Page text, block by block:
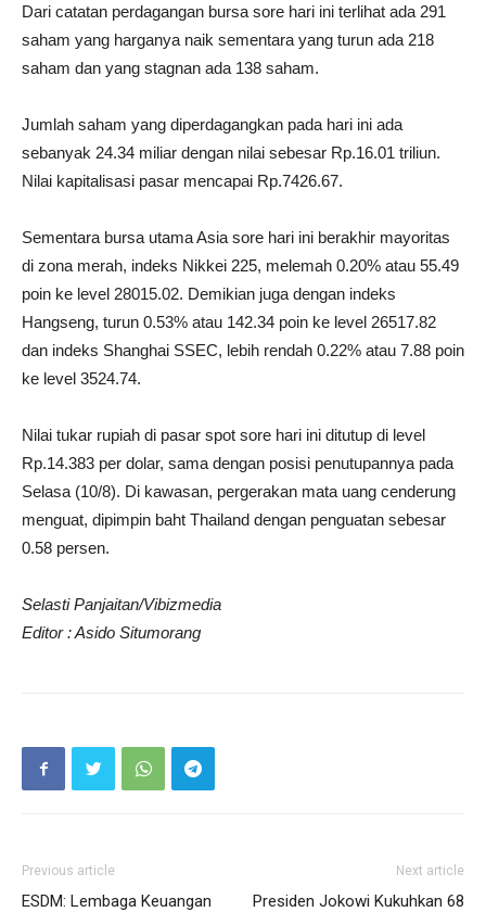
Dari catatan perdagangan bursa sore hari ini terlihat ada 291
saham yang harganya naik sementara yang turun ada 218
saham dan yang stagnan ada 138 saham.
Jumlah saham yang diperdagangkan pada hari ini ada
sebanyak 24.34 miliar dengan nilai sebesar Rp.16.01 triliun.
Nilai kapitalisasi pasar mencapai Rp.7426.67.
Sementara bursa utama Asia sore hari ini berakhir mayoritas
di zona merah, indeks Nikkei 225, melemah 0.20% atau 55.49
poin ke level 28015.02. Demikian juga dengan indeks
Hangseng, turun 0.53% atau 142.34 poin ke level 26517.82
dan indeks Shanghai SSEC, lebih rendah 0.22% atau 7.88 poin
ke level 3524.74.
Nilai tukar rupiah di pasar spot sore hari ini ditutup di level
Rp.14.383 per dolar, sama dengan posisi penutupannya pada
Selasa (10/8). Di kawasan, pergerakan mata uang cenderung
menguat, dipimpin baht Thailand dengan penguatan sebesar
0.58 persen.
Selasti Panjaitan/Vibizmedia
Editor : Asido Situmorang
Previous article
ESDM: Lembaga Keuangan
Next article
Presiden Jokowi Kukuhkan 68